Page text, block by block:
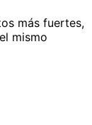
más fuertes,
mismo